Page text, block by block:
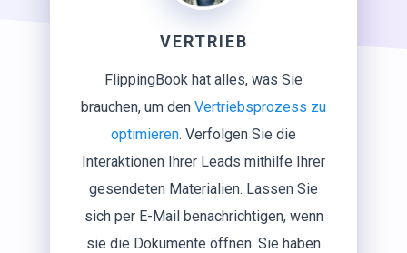
VERTRIEB
FlippingBook hat alles, was Sie
brauchen, um den Vertriebsprozess zu
optimieren. Verfolgen Sie die
Interaktionen Ihrer Leads mithilfe Ihrer
gesendeten Materialien. Lassen Sie
sich per E-Mail benachrichtigen, wenn
sie die Dokumente öffnen. Sie haben